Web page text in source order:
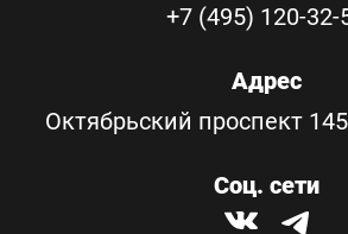
+7 (495) 120-32-
Адрес
Октябрьский проспект
Соц. сети